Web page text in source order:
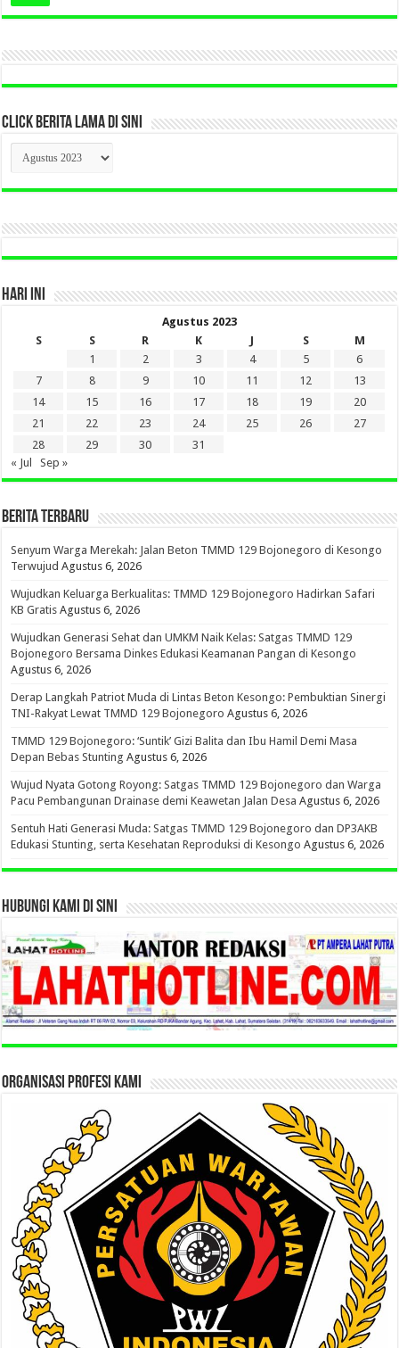
CLICK BERITA LAMA DI SINI
CLICK
BERITA
LAMA
DI
HARI INI
Agustus 2023
S
S R K J S
M
1
2 3 4 5
6
7
8 9 10 11 12
13
14
15 16 17 18 19
20
21
22 23 24 25 26
27
28
29 30
31
« Jul
Sep »
BERITA TERBARU
Senyum Warga Merekah: Jalan Beton TMMD 129 Bojonegoro di Kesongo
Terwujud Agustus 6, 2026
Wujudkan Keluarga Berkualitas: TMMD 129 Bojonegoro Hadirkan Safari
KB Gratis Agustus 6, 2026
Wujudkan Generasi Sehat dan UMKM Naik Kelas: Satgas TMMD 129
Bojonegoro Bersama Dinkes Edukasi Keamanan Pangan di Kesongo
Agustus 6, 2026
Derap Langkah Patriot Muda di Lintas Beton Kesongo: Pembuktian Sinergi
TNI-Rakyat Lewat TMMD 129 Bojonegoro Agustus 6, 2026
TMMD 129 Bojonegoro: ‘Suntik’ Gizi Balita dan Ibu Hamil Demi Masa
Depan Bebas Stunting Agustus 6, 2026
Wujud Nyata Gotong Royong: Satgas TMMD 129 Bojonegoro dan Warga
Pacu Pembangunan Drainase demi Keawetan Jalan Desa Agustus 6, 2026
Sentuh Hati Generasi Muda: Satgas TMMD 129 Bojonegoro dan DP3AKB
Edukasi Stunting, serta Kesehatan Reproduksi di Kesongo Agustus 6, 2026
HUBUNGI KAMI DI SINI
ORGANISASI PROFESI KAMI